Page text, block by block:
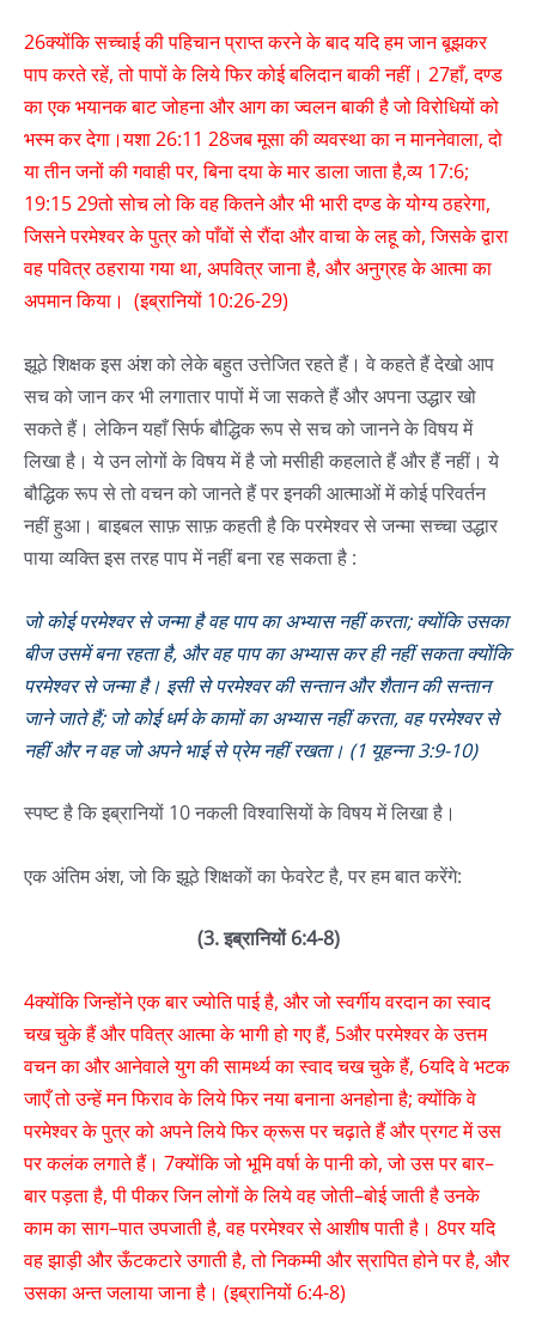
26क्योंकि सच्‍चाई की पहिचान प्राप्‍त करने के बाद यदि हम जान बूझकर
पाप करते रहें, तो पापों के लिये फिर कोई बलिदान बाकी नहीं। 27हाँ, दण्ड
का एक भयानक बाट जोहना और आग का ज्वलन बाकी है जो विरोधियों को
भस्म कर देगा।यशा 26:11 28जब मूसा की व्यवस्था का न माननेवाला, दो
या तीन जनों की गवाही पर, बिना दया के मार डाला जाता है,व्य 17:6;
19:15 29तो सोच लो कि वह कितने और भी भारी दण्ड के योग्य ठहरेगा,
जिसने परमेश्‍वर के पुत्र को पाँवों से रौंदा और वाचा के लहू को, जिसके द्वारा
वह पवित्र ठहराया गया था, अपवित्र जाना है, और अनुग्रह के आत्मा का
अपमान किया। (इब्रानियों 10:26-29)
झूठे शिक्षक इस अंश को लेके बहुत उत्तेजित रहते हैं। वे कहते हैं देखो आप
सच को जान कर भी लगातार पापों में जा सकते हैं और अपना उद्धार खो
सकते हैं। लेकिन यहाँ सिर्फ बौद्धिक रूप से सच को जानने के विषय में
लिखा है। ये उन लोगों के विषय में है जो मसीही कहलाते हैं और हैं नहीं। ये
बौद्धिक रूप से तो वचन को जानते हैं पर इनकी आत्माओं में कोई परिवर्तन
नहीं हुआ। बाइबल साफ़ साफ़ कहती है कि परमेश्वर से जन्मा सच्चा उद्धार
पाया व्यक्ति इस तरह पाप में नहीं बना रह सकता है :
जो कोई परमेश्‍वर से जन्मा है वह पाप का अभ्यास नहीं करता; क्योंकि उसका
बीज उसमें बना रहता है, और वह पाप का अभ्यास कर ही नहीं सकता क्योंकि
परमेश्‍वर से जन्मा है। इसी से परमेश्‍वर की सन्तान और शैतान की सन्तान
जाने जाते हैं; जो कोई धर्म के कामों का अभ्यास नहीं करता, वह परमेश्‍वर से
नहीं और न वह जो अपने भाई से प्रेम नहीं रखता। (1 यूहन्ना 3:9-10)
स्पष्ट है कि इब्रानियों 10 नकली विश्वासियों के विषय में लिखा है।
एक अंतिम अंश, जो कि झूठे शिक्षकों का फेवरेट है, पर हम बात करेंगे:
(3. इब्रानियों 6:4-8)
4क्योंकि जिन्होंने एक बार ज्योति पाई है, और जो स्वर्गीय वरदान का स्वाद
चख चुके हैं और पवित्र आत्मा के भागी हो गए हैं, 5और परमेश्‍वर के उत्तम
वचन का और आनेवाले युग की सामर्थ्य का स्वाद चख चुके हैं, 6यदि वे भटक
जाएँ तो उन्हें मन फिराव के लिये फिर नया बनाना अनहोना है; क्योंकि वे
परमेश्‍वर के पुत्र को अपने लिये फिर क्रूस पर चढ़ाते हैं और प्रगट में उस
पर कलंक लगाते हैं। 7क्योंकि जो भूमि वर्षा के पानी को, जो उस पर बार–
बार पड़ता है, पी पीकर जिन लोगों के लिये वह जोती–बोई जाती है उनके
काम का साग–पात उपजाती है, वह परमेश्‍वर से आशीष पाती है। 8पर यदि
वह झाड़ी और ऊँटकटारे उगाती है, तो निकम्मी और स्रापित होने पर है, और
उसका अन्त जलाया जाना है। (इब्रानियों 6:4-8)